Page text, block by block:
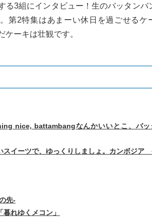
る3組にインタビュー！生のバッタンバ
第2特集はあまーい休日を過ごせるケ
ケーキは壮観です。
nice, battambangなんかいいとこ、バッ
スイーツで、ゆっくりしましょ。カンボジア
先-
暮れゆくメコン」